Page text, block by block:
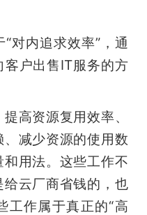
对内追求效率”，通
户出售IT服务的方
高资源复用效率、
减少资源的使用数
用法。这些工作不
云厂商省钱的，也
工作属于真正的“高